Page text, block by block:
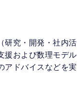
研究・開発・社内活
援および数理モデル
アドバイスなどを実